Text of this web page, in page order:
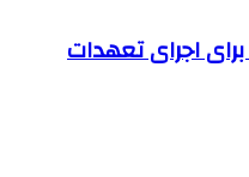
اجرای تعهدات